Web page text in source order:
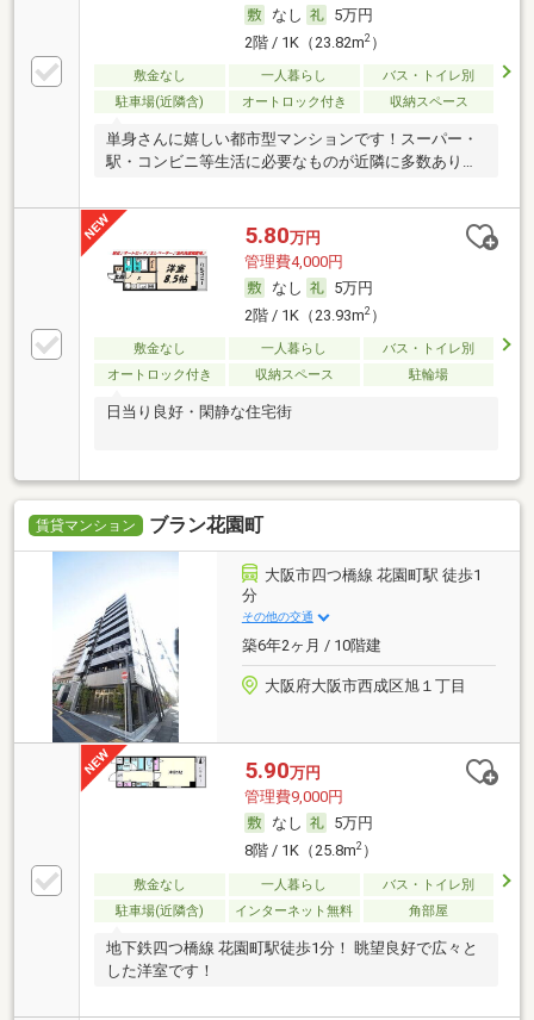
なし
5万円
2階 / 1K（23.82m2）
敷金なし 一人暮らし
バス・トイレ別
駐車場(近隣含)
オートロック付き 収納スペース
単身さんに嬉しい都市型マンションです！スーパー・
駅・コンビニ等生活に必要なものが近隣に多数ありま
5.80万円
管理費4,000円
なし
5万円
2階 / 1K（23.93m2）
敷金なし 一人暮らし
バス・トイレ別
オートロック付き
収納スペース 駐輪場
日当り良好・閑静な住宅街
賃貸マンション ブラン花園町
大阪市四つ橋線 花園町駅 徒歩1
分
その他の交通
築6年2ヶ月 / 10階建
大阪府大阪市西成区旭１丁目
5.90万円
管理費9,000円
なし
5万円
8階 / 1K（25.8m2）
敷金なし 一人暮らし
バス・トイレ別
駐車場(近隣含)
インターネット無料 角部屋
地下鉄四つ橋線 花園町駅徒歩1分！ 眺望良好で広々と
した洋室です！